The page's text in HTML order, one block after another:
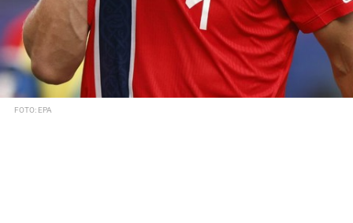
FOTO: EPA